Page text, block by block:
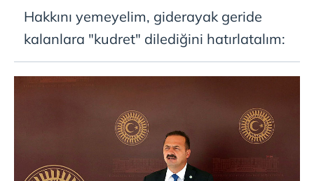
Hakkını yemeyelim, giderayak geride
kalanlara "kudret" dilediğini hatırlatalım: